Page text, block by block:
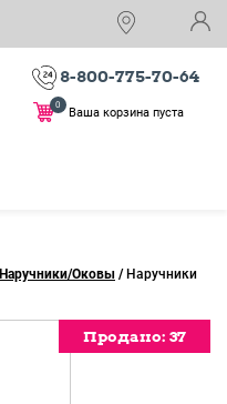
8-800-775-70-64
Ваша корзина пуста
0
Наручники/Оковы / Наручники
Продано: 37
Продано: 37
Продано: 37